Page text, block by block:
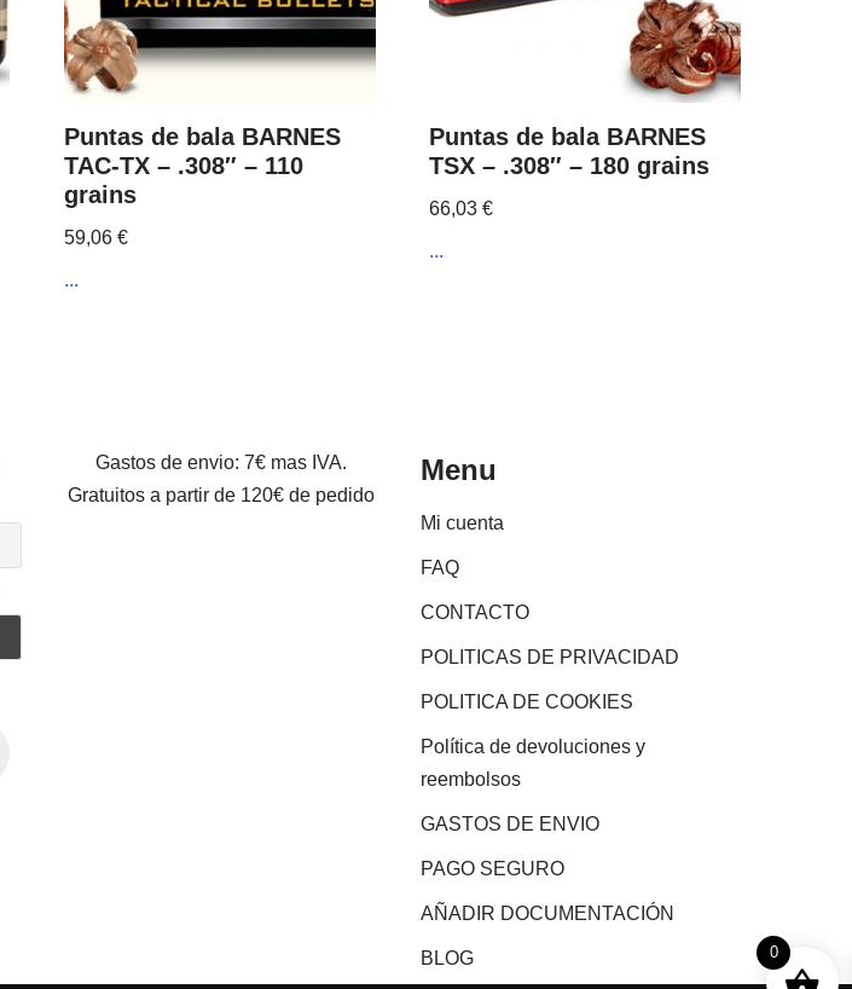
Puntas de bala BARNES
TAC-TX – .308″ – 110
grains
59,06 €
...
Puntas de bala BARNES
TSX – .308″ – 180 grains
66,03€
...
Gastos de envio: 7€ mas IVA.
Gratuitos a partir de 120€ de pedido
Menu
Mi cuenta
FAQ
CONTACTO
POLITICAS DE PRIVACIDAD
POLITICA DE COOKIES
Política de devoluciones y
reembolsos
GASTOS DE ENVIO
PAGO SEGURO
AÑADIR DOCUMENTACIÓN
BLOG 0